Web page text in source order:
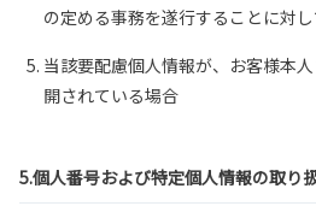
の定める事務を遂行することに対
当該要配慮個人情報が、お客様本
開されている場合
5.個人番号および特定個人情報の取り